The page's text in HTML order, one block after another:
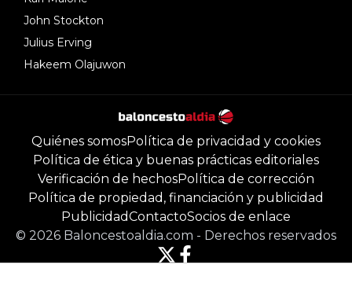
John Stockton
Julius Erving
Hakeem Olajuwon
Quiénes somosPolítica de privacidad y cookies
Política de ética y buenas prácticas editoriales
Verificación de hechosPolítica de corrección
Política de propiedad, financiación y publicidad
PublicidadContactoSocios de enlace
© 2026 Baloncestoaldia.com - Derechos reservados